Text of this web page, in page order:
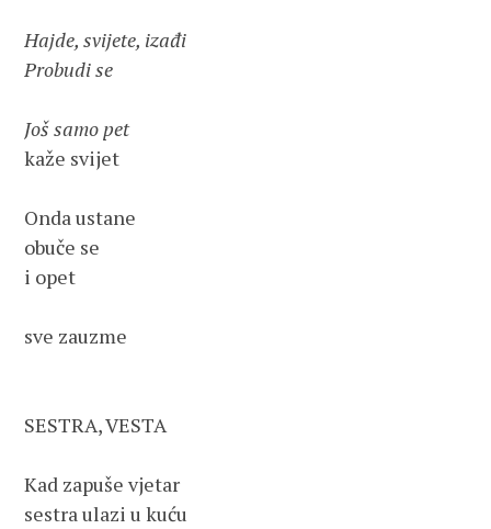
Hajde, svijete, izađi
Probudi se
Još samo pet
kaže svijet
Onda ustane
obuče se
i opet
sve zauzme
SESTRA, VESTA
Kad zapuše vjetar
sestra ulazi u kuću